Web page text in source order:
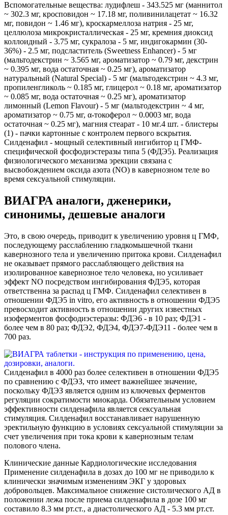
Вспомогательные вещества: лудифлеш - 343.525 мг (маннитол
~ 302.3 мг, кросповидон ~ 17.18 мг, поливинилацетат ~ 16.32
мг, повидон ~ 1.46 мг), кроскармеллоза натрия - 25 мг,
целлюлоза микрокристаллическая - 25 мг, кремния диоксид
коллоидный - 3.75 мг, сукралоза - 5 мг, индигокармин (30-
36%) - 2.5 мг, подсластитель (Sweetness Enhancer) - 5 мг
(мальтодекстрин ~ 3.565 мг, ароматизатор ~ 0.79 мг, декстрин
~ 0.395 мг, вода остаточная ~ 0.25 мг), ароматизатор
натуральный (Natural Special) - 5 мг (мальтодекстрин ~ 4.3 мг,
пропиленгликоль ~ 0.185 мг, глицерол ~ 0.18 мг, ароматизатор
~ 0.085 мг, вода остаточная ~ 0.25 мг), ароматизатор
лимонный (Lemon Flavour) - 5 мг (мальтодекстрин ~ 4 мг,
ароматизатор ~ 0.75 мг, α-токоферол ~ 0.0003 мг, вода
остаточная ~ 0.25 мг), магния стеарат - 10 мг.4 шт. - блистеры
(1) - пачки картонные с контролем первого вскрытия.
Силденафил - мощный селективный ингибитор ц ГМФ-
специфической фосфодиэстеразы типа 5 (ФДЭ5). Реализация
физиологического механизма эрекции связана с
высвобождением оксида азота (NO) в кавернозном теле во
время сексуальной стимуляции.
ВИАГРА аналоги, дженерики,
синонимы, дешевые аналоги
Это, в свою очередь, приводит к увеличению уровня ц ГМФ,
последующему расслаблению гладкомышечной ткани
кавернозного тела и увеличению притока крови. Силденафил
не оказывает прямого расслабляющего действия на
изолированное кавернозное тело человека, но усиливает
эффект NO посредством ингибирования ФДЭ5, которая
ответственна за распад ц ГМФ. Силденафил селективен в
отношении ФДЭ5 in vitro, его активность в отношении ФДЭ5
превосходит активность в отношении других известных
изоферментов фосфодиэстеразы: ФДЭ6 - в 10 раз; ФДЭ1 -
более чем в 80 раз; ФДЭ2, ФДЭ4, ФДЭ7-ФДЭ11 - более чем в
700 раз.
Силденафил в 4000 раз более селективен в отношении ФДЭ5
по сравнению с ФДЭЗ, что имеет важнейшее значение,
поскольку ФДЭЗ является одним из ключевых ферментов
регуляции сократимости миокарда. Обязательным условием
эффективности силденафила является сексуальная
стимуляция. Силденафил восстанавливает нарушенную
эректильную функцию в условиях сексуальной стимуляции за
счет увеличения при тока крови к кавернозным телам
полового члена.
Клинические данные Кардиологические исследования
Применение силденафила в дозах до 100 мг не приводило к
клинически значимым изменениям ЭКГ у здоровых
добровольцев. Максимальное снижение систолического АД в
положении лежа после приема силденафила в дозе 100 мг
составило 8.3 мм рт.ст., а диастолического АД - 5.3 мм рт.ст.